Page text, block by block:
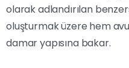
olarak adlandırılan
oluşturmak üzere hem
damar yapısına bakar.